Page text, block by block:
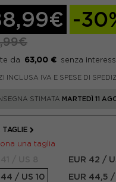
-
63,00 €
INCLUSA IVA E SPESE DI
STIMATA MARTEDÌ 11
TAGLIE
una taglia
EUR 42 /
44 / US 10
EUR 44,5 /